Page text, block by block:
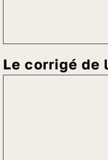
Le corrigé